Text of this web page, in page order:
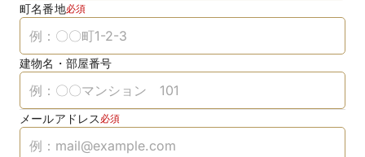
町名番地必須
建物名・部屋番号
メールアドレス 必須